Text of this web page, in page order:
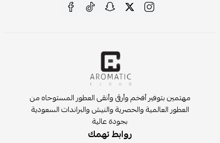
مهتمين بتوفير أفخم وأرقى وأنقى العطور المستوحاه من
العطور العالمية والحصرية والنيش والبراندات السعودية
بجودة عالية
روابط تهمك